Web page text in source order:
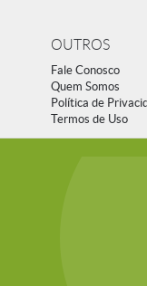
OUTROS
Fale Conosco
Quem Somos
Política de
Termos de Uso